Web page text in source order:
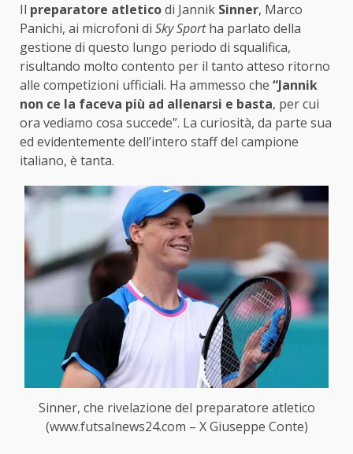
Il preparatore atleticodi Jannik Sinner, Marco
Panichi, ai microfoni di Sky Sportha parlato della
gestione di questo lungo periodo di squalifica,
risultando molto contento per il tanto atteso ritorno
alle competizioni ufficiali. Ha ammesso che “Jannik
non ce la faceva più ad allenarsi e basta, per cui
ora vediamo cosa succede”. La curiosità, da parte sua
ed evidentemente dell’intero staff del campione
italiano, è tanta.
Sinner, che rivelazione del preparatore atletico
(www.futsalnews24.com – X Giuseppe Conte)